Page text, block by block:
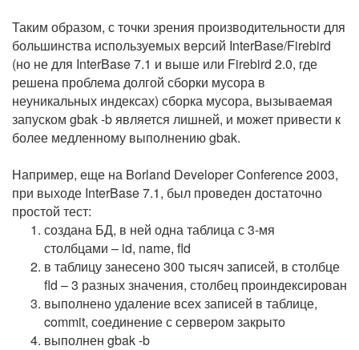
Таким образом, с точки зрения производительности для
большинства используемых версий InterBase/Firebird
(но не для InterBase 7.1 и выше или Firebird 2.0, где
решена проблема долгой сборки мусора в
неуникальных индексах) сборка мусора, вызываемая
запуском gbak -b является лишней, и может привести к
более медленному выполнению gbak.
Например, еще на Borland Developer Conference 2003,
при выходе InterBase 7.1, был проведен достаточно
простой тест:
создана БД, в ней одна таблица с 3-мя
столбцами – id, name, fld
в таблицу занесено 300 тысяч записей, в столбце
fld – 3 разных значения, столбец проиндексирован
выполнено удаление всех записей в таблице,
commit, соединение с сервером закрыто
выполнен gbak -b